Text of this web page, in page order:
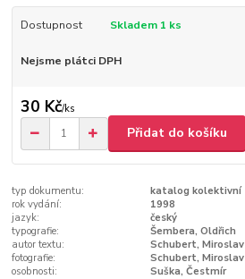
Dostupnost Skladem 1 ks
Nejsme plátci DPH
30 Kč/ks
Přidat do košíku
typ dokumentu:
katalog kolektivní
rok vydání:
1998
jazyk:
český
typografie:
Šembera, Oldřich
autor textu:
Schubert, Miroslav
fotografie:
Schubert, Miroslav
osobnosti:
Suška, Čestmír